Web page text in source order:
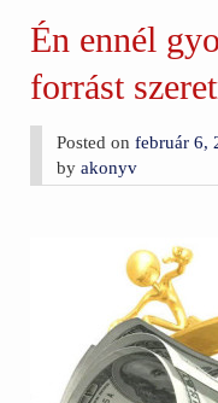
Én ennél
forrást
Posted onfebruár 6,
byakonyv